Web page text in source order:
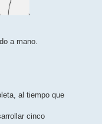
a mano.
al tiempo que
cinco